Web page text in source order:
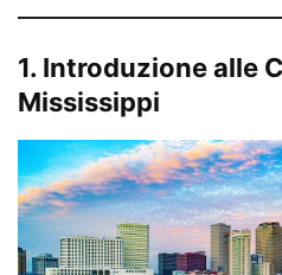
1. Introduzione alle
Mississippi